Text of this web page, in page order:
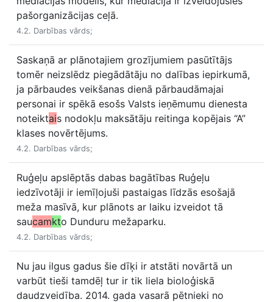
pašorganizācijas ceļā.
4.2. Darbības vārds;
Saskaņā ar plānotajiem grozījumiem pasūtītājs
tomēr neizslēdz piegādātāju no dalības iepirkumā,
ja pārbaudes veikšanas dienā pārbaudāmajai
personai ir spēkā esošs Valsts ieņēmumu dienesta
noteiktais nodokļu maksātāju reitinga kopējais “A”
klases novērtējums.
4.2. Darbības vārds;
Ruģeļu apslēptās dabas bagātības Ruģeļu
iedzīvotāji ir iemīļojuši pastaigas līdzās esošajā
meža masīvā, kur plānots ar laiku izveidot tā
saucamkto Dunduru mežaparku.
4.2. Darbības vārds;
Nu jau ilgus gadus šie dīķi ir atstāti novārtā un
varbūt tieši tamdēļ tur ir tik liela bioloģiskā
daudzveidība. 2014. gada vasarā pētnieki no